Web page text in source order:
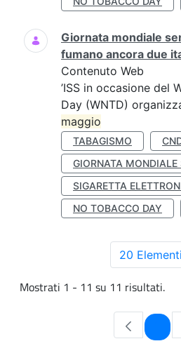
Giornata mondiale
fumano ancora due
Contenuto Web
’ISS in occasione del
Day (WNTD)
maggio
TABAGISMO
GIORNATA
SIGARETTA
NO TOBACCO DAY
20 Elementi
Mostrati 1 - 11 su 11 risultati.